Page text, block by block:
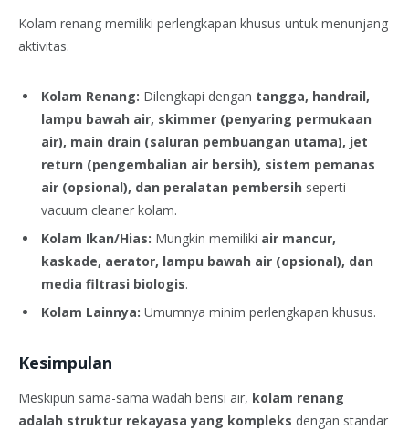
Kolam renang memiliki perlengkapan khusus untuk menunjang
aktivitas.
Kolam Renang: Dilengkapi dengan tangga, handrail,
lampu bawah air, skimmer (penyaring permukaan
air), main drain (saluran pembuangan utama), jet
return (pengembalian air bersih), sistem pemanas
air (opsional), dan peralatan pembersih seperti
vacuum cleaner kolam.
Kolam Ikan/Hias: Mungkin memiliki air mancur,
kaskade, aerator, lampu bawah air (opsional), dan
media filtrasi biologis.
Kolam Lainnya: Umumnya minim perlengkapan khusus.
Kesimpulan
Meskipun sama-sama wadah berisi air, kolam renang
adalah struktur rekayasa yang kompleks dengan standar